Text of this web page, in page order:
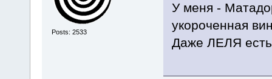
Posts: 2533
У меня -
укороченная
Даже ЛЕЛЯ